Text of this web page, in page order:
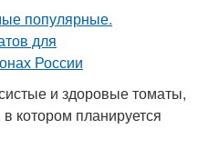
и здоровые томаты,
котором планируется